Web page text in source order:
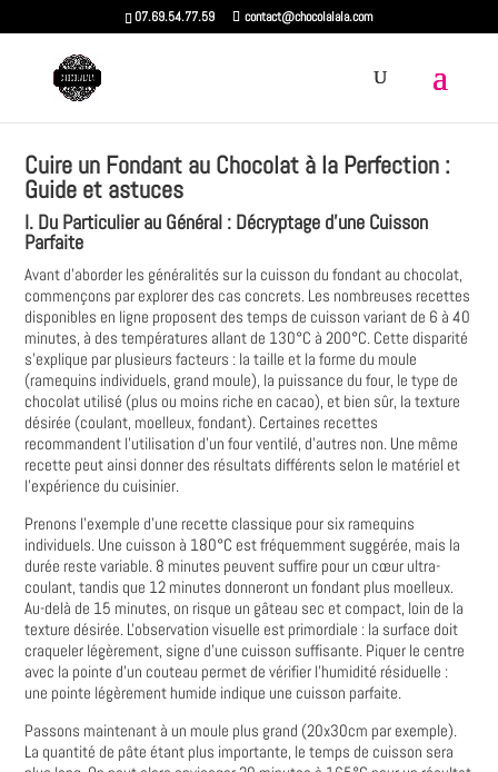
07.69.54.77.59 contact@chocolalala.com
Cuire un Fondant au Chocolat à la Perfection :
Guide et astuces
I. Du Particulier au Général : Décryptage d'une Cuisson
Parfaite
Avant d'aborder les généralités sur la cuisson du fondant au chocolat,
commençons par explorer des cas concrets. Les nombreuses recettes
disponibles en ligne proposent des temps de cuisson variant de 6 à 40
minutes, à des températures allant de 130°C à 200°C. Cette disparité
s'explique par plusieurs facteurs : la taille et la forme du moule
(ramequins individuels, grand moule), la puissance du four, le type de
chocolat utilisé (plus ou moins riche en cacao), et bien sûr, la texture
désirée (coulant, moelleux, fondant). Certaines recettes
recommandent l'utilisation d'un four ventilé, d'autres non. Une même
recette peut ainsi donner des résultats différents selon le matériel et
l'expérience du cuisinier.
Prenons l'exemple d'une recette classique pour six ramequins
individuels. Une cuisson à 180°C est fréquemment suggérée, mais la
durée reste variable. 8 minutes peuvent suffire pour un cœur ultra-
coulant, tandis que 12 minutes donneront un fondant plus moelleux.
Au-delà de 15 minutes, on risque un gâteau sec et compact, loin de la
texture désirée. L'observation visuelle est primordiale : la surface doit
craqueler légèrement, signe d'une cuisson suffisante. Piquer le centre
avec la pointe d'un couteau permet de vérifier l'humidité résiduelle :
une pointe légèrement humide indique une cuisson parfaite.
Passons maintenant à un moule plus grand (20x30cm par exemple).
La quantité de pâte étant plus importante, le temps de cuisson sera